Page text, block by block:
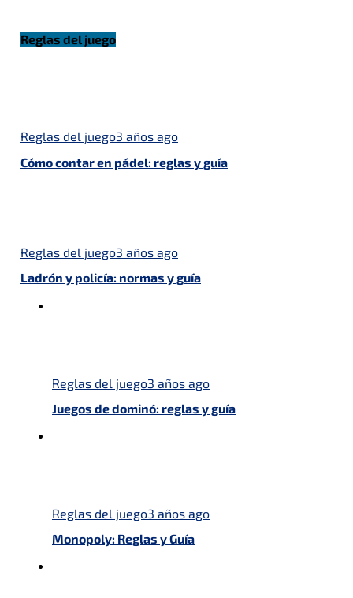
Reglas del juego
Reglas del juego3 años ago
Cómo contar en pádel: reglas y guía
Reglas del juego3 años ago
Ladrón y policía: normas y guía
Reglas del juego3 años ago
Juegos de dominó: reglas y guía
Reglas del juego3 años ago
Monopoly: Reglas y Guía